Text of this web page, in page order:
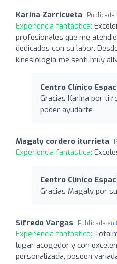
Karina Zarricueta Publicada
Experiencia fantástica:
profesionales que me
dedicados con su labor.
kinesiología me sentí muy
Centro Clínico
Gracias Karina por ti
poder ayudarte
Magaly cordero iturrieta
Experiencia fantástica:
Centro Clínico
Gracias Magaly por
Sifredo Vargas Publicada en
Experiencia fantástica:
lugar acogedor y con
personalizada, poseen